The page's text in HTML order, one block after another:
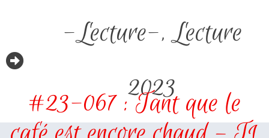
-Lecture-,Lecture
2023
#23-067 : Tant que le